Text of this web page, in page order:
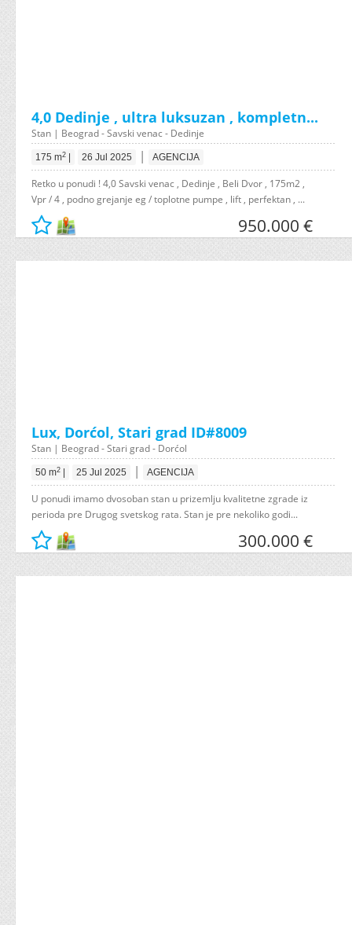
4,0 Dedinje , ultra luksuzan , kompletn...
Stan | Beograd - Savski venac - Dedinje
175 m2 26 Jul 2025 | AGENCIJA
Retko u ponudi ! 4,0 Savski venac , Dedinje , Beli Dvor , 175m2 ,
Vpr / 4 , podno grejanje eg / toplotne pumpe , lift , perfektan , ...
950.000 €
Lux, Dorćol, Stari grad ID#8009
Stan | Beograd - Stari grad - Dorćol
50 m2 25 Jul 2025 | AGENCIJA
U ponudi imamo dvosoban stan u prizemlju kvalitetne zgrade iz
perioda pre Drugog svetskog rata. Stan je pre nekoliko godi...
300.000 €